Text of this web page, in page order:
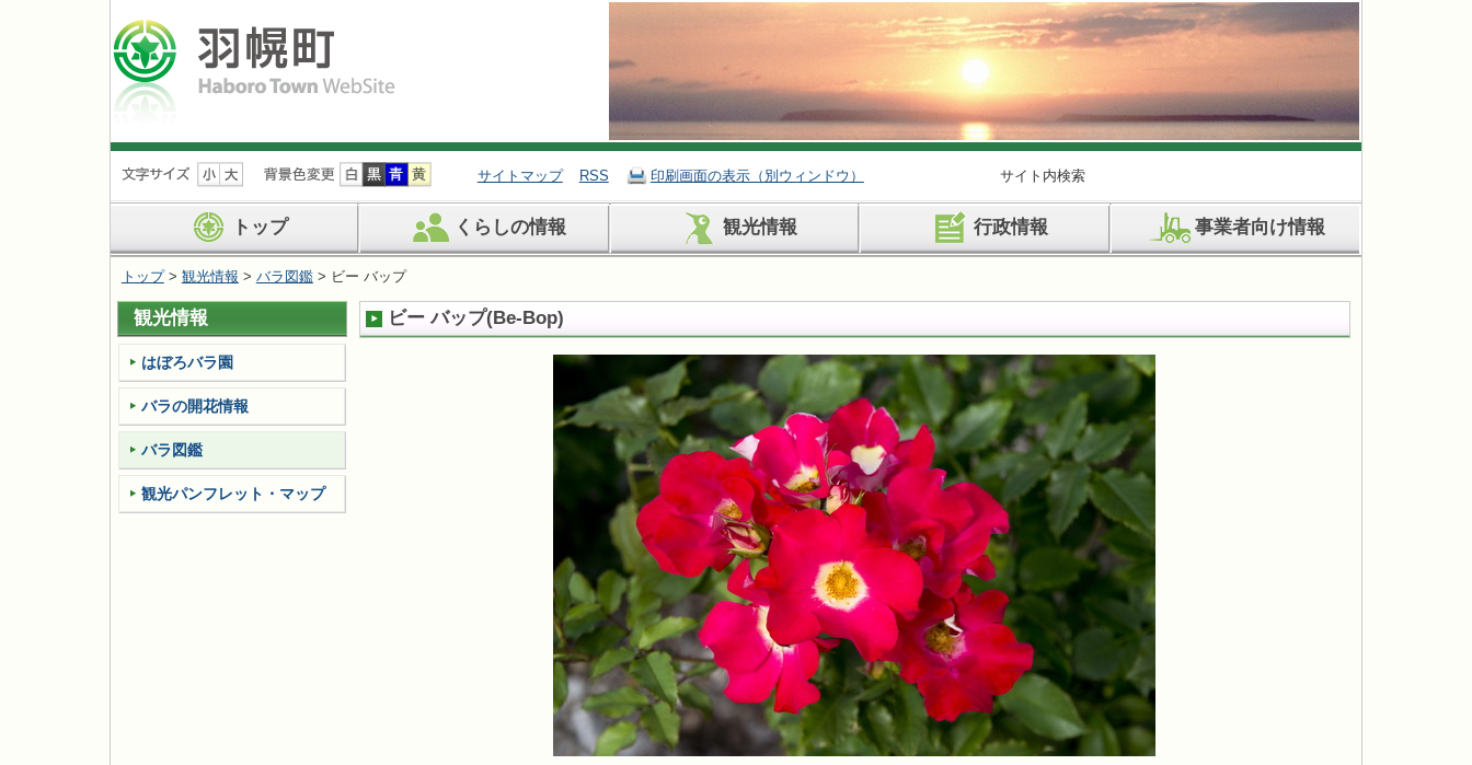
ナ
ビ
ョ
ン
を
飛
ば
す
サイトマップ RSS 印刷画面の表示（別ウィンドウ） サイト内検索
トップ くらしの情報 観光情報 行政情報 事業者向け情報
トップ> 観光情報 > バラ図鑑> ビー バップ
ビー バップ(Be-Bop)
観光情報
はぼろバラ園
バラの開花情報
バラ図鑑
観光パンフレット・マップ